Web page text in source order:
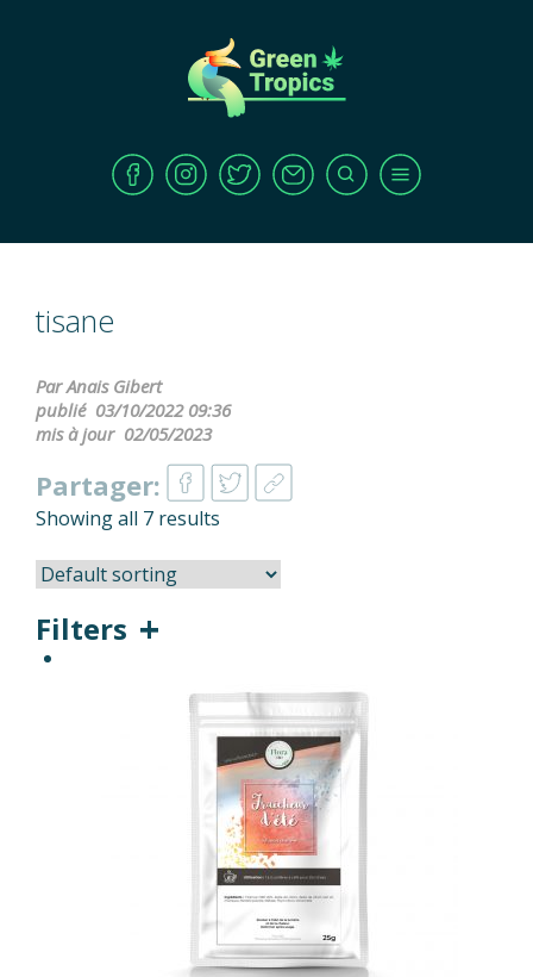
tisane
Par Anais Gibert
publié 03/10/2022 09:36
mis à jour 02/05/2023
Partager:
Showing all 7 results
Filters